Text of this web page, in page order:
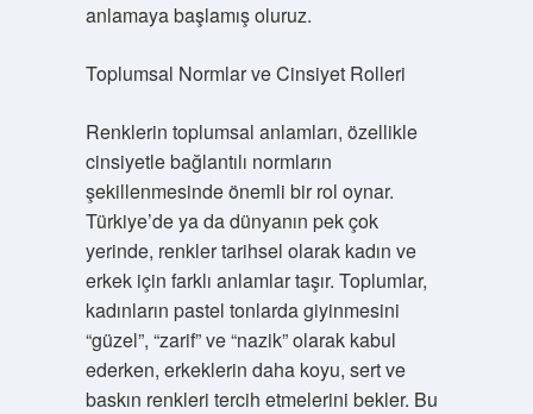
anlamaya başlamış oluruz.
Toplumsal Normlar ve Cinsiyet Rolleri
Renklerin toplumsal anlamları, özellikle
cinsiyetle bağlantılı normların
şekillenmesinde önemli bir rol oynar.
Türkiye’de ya da dünyanın pek çok
yerinde, renkler tarihsel olarak kadın ve
erkek için farklı anlamlar taşır. Toplumlar,
kadınların pastel tonlarda giyinmesini
“güzel”, “zarif” ve “nazik” olarak kabul
ederken, erkeklerin daha koyu, sert ve
baskın renkleri tercih etmelerini bekler. Bu